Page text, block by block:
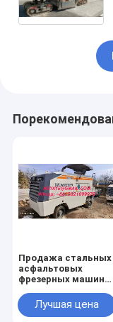
Продажа стальных
асфальтовых
фрезерных машин
W1300Лучшая цена